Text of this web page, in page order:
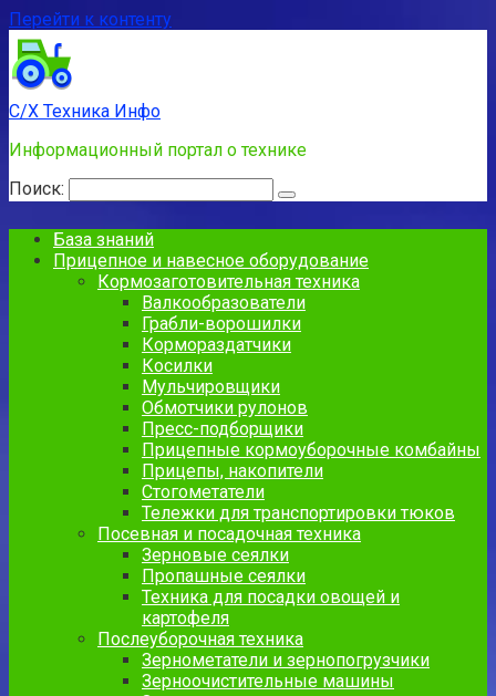
Перейти к контенту
С/Х Техника Инфо
Информационный портал о технике
Поиск:
База знаний
Прицепное и навесное оборудование
Кормозаготовительная техника
Валкообразователи
Грабли-ворошилки
Кормораздатчики
Косилки
Мульчировщики
Обмотчики рулонов
Пресс-подборщики
Прицепные кормоуборочные комбайны
Прицепы, накопители
Стогометатели
Тележки для транспортировки тюков
Посевная и посадочная техника
Зерновые сеялки
Пропашные сеялки
Техника для посадки овощей и
картофеля
Послеуборочная техника
Зернометатели и зернопогрузчики
Зерноочистительные машины